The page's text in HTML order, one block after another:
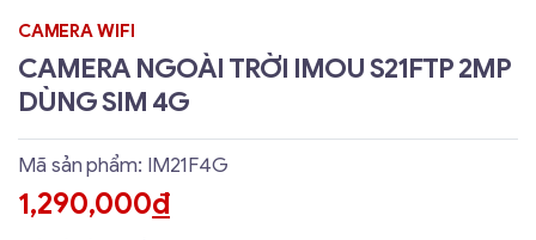
CAMERA WIFI
CAMERA NGOÀI TRỜI IMOU S21FTP 2MP
DÙNG SIM 4G
Mã sản phẩm: IM21F4G
1,290,000đ